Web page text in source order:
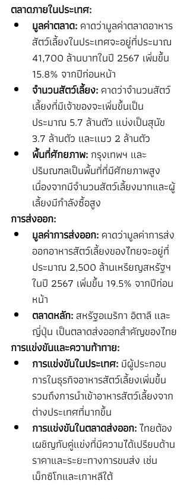
ตลาดภายในประเทศ:
มูลค่าตลาด: คาดว่ามูลค่าตลาดอาหาร
สัตว์เลี้ยงในประเทศจะอยู่ที่ประมาณ
41,700 ล้านบาทในปี 2567 เพิ่มขึ้น
15.8% จากปีก่อนหน้า
จำนวนสัตว์เลี้ยง: คาดว่าจำนวนสัตว์
เลี้ยงที่มีเจ้าของจะเพิ่มขึ้นเป็น
ประมาณ 5.7 ล้านตัว แบ่งเป็นสุนัข
3.7 ล้านตัว และแมว 2 ล้านตัว
พื้นที่ศักยภาพ: กรุงเทพฯ และ
ปริมณฑลเป็นพื้นที่ที่มีศักยภาพสูง
เนื่องจากมีจำนวนสัตว์เลี้ยงมากและผู้
เลี้ยงมีกำลังซื้อสูง
การส่งออก:
มูลค่าการส่งออก: คาดว่ามูลค่าการส่ง
ออกอาหารสัตว์เลี้ยงของไทยจะอยู่ที่
ประมาณ 2,500 ล้านเหรียญสหรัฐฯ
ในปี 2567 เพิ่มขึ้น 19.5% จากปีก่อน
หน้า
ตลาดหลัก: สหรัฐอเมริกา อิตาลี และ
ญี่ปุ่น เป็นตลาดส่งออกสำคัญของไทย
การแข่งขันและความท้าทาย:
การแข่งขันในประเทศ: มีผู้ประกอบ
การในธุรกิจอาหารสัตว์เลี้ยงเพิ่มขึ้น
รวมถึงการนำเข้าอาหารสัตว์เลี้ยงจาก
ต่างประเทศที่มากขึ้น
การแข่งขันในตลาดส่งออก: ไทยต้อง
เผชิญกับคู่แข่งที่มีความได้เปรียบด้าน
ราคาและระยะทางการขนส่ง เช่น
เม็กซิโกและเกาหลีใต้